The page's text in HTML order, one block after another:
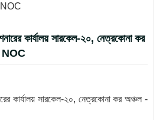
NOC
কার্যালয় সারকেল-২০, নেত্রকোনা কর
NOC
কার্যালয় সারকেল-২০, নেত্রকোনা কর অঞ্চল -